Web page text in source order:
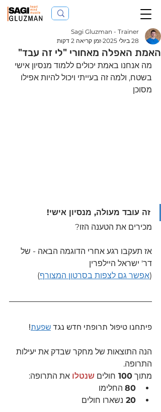
האמת האפלה מאחורי "לי זה עבד"
Sagi Gluzman - Trainer
28 ביולי 2025
זמן קריאה 2 דקות
מה אנחנו באמת יכולים ללמוד מנסיון אישי
בשטח, ולמה זה בעייתי ויכול להיות אפילו
מסוכן
זה עובד מעולה, מנסיון אישי!
מכירים את הטענה הזו?
אז תעקבו רגע אחרי הדוגמה הבאה - של
דר' ישראל היילפרין
(אפשר גם לצפות בסרטון המצורף)
פיתחנו טיפול תרופתי חדש נגד שפעת!
הנה התוצאות של מחקר שבדק את יעילות
התרופה.
מתוך 100 חולים שנטלו את התרופה:
80 החלימו
20 נשארו חולים